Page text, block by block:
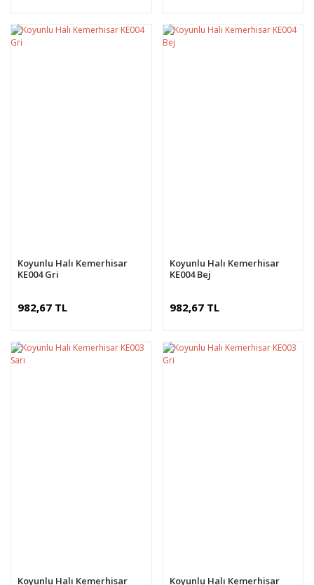
Koyunlu Halı Kemerhisar
KE004 Gri
982,67 TL
Koyunlu Halı Kemerhisar
KE004 Bej
982,67 TL
Koyunlu Halı Kemerhisar
Koyunlu Halı Kemerhisar